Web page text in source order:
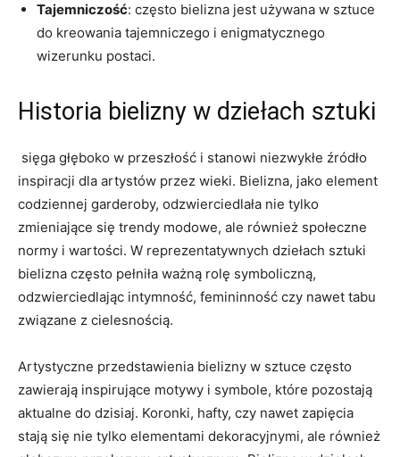
Tajemniczość: często bielizna jest używana w sztuce
do⁤ kreowania‍ tajemniczego ​i enigmatycznego
wizerunku postaci.
Historia bielizny w dziełach sztuki
​ sięga‍ głęboko w przeszłość i stanowi niezwykłe źródło​
inspiracji dla artystów przez wieki. ‌Bielizna, jako element
codziennej garderoby, odzwierciedlała nie tylko
zmieniające się trendy ‌modowe, ale⁤ również⁢ społeczne⁤
normy ⁤i wartości. W ⁣reprezentatywnych dziełach⁢ sztuki‍
bielizna często ​pełniła‌ ważną rolę symboliczną,
odzwierciedlając intymność, femininność czy⁢ nawet tabu
związane z cielesnością.
Artystyczne‌ przedstawienia ‌bielizny w sztuce często
⁢zawierają inspirujące motywy i symbole, ​które ⁣pozostają
aktualne do dzisiaj.‌ Koronki,⁤ hafty, czy nawet⁣ zapięcia
stają się nie tylko elementami dekoracyjnymi,⁤ ale również‌